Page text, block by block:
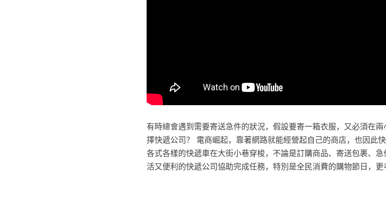
有時總會遇到需要寄送急件的狀況，假設要寄一箱衣服，又必須在
擇快遞公司？ 電商崛起，靠著網路就能經營起自己的商店，也因此
各式各樣的快遞車在大街小巷穿梭，不論是訂購商品、寄送包裹、
活又便利的快遞公司協助完成任務，特別是全民消費的購物節日，更